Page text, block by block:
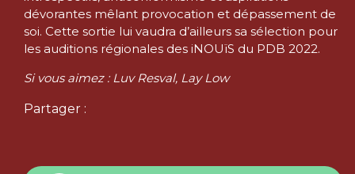
dévorantes mêlant provocation et dépassement de
soi. Cette sortie lui vaudra d’ailleurs sa sélection pour
les auditions régionales des iNOUïS du PDB 2022.
Si vous aimez : Luv Resval, Lay Low
Partager :